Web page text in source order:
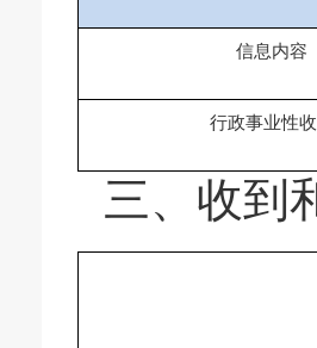
信息内容
行政事业性
三、收到